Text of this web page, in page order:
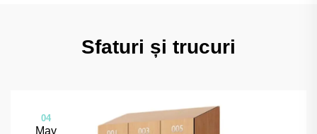
Sfaturi și trucuri
04
May